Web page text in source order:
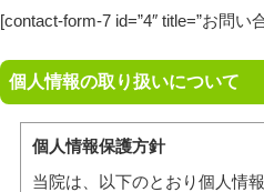
[contact-form-7 id=”4″ title=”お問い
個人情報の取り扱いについて
個人情報保護方針
当院は、以下のとおり個人情